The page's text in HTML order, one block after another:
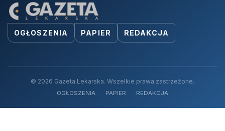
OGŁOSZENIA PAPIER REDAKCJA
© 2026 Gazeta Lekarska. Wszelkie prawa zastrzeżone.
OGŁOSZENIA PAPIER REDAKCJA